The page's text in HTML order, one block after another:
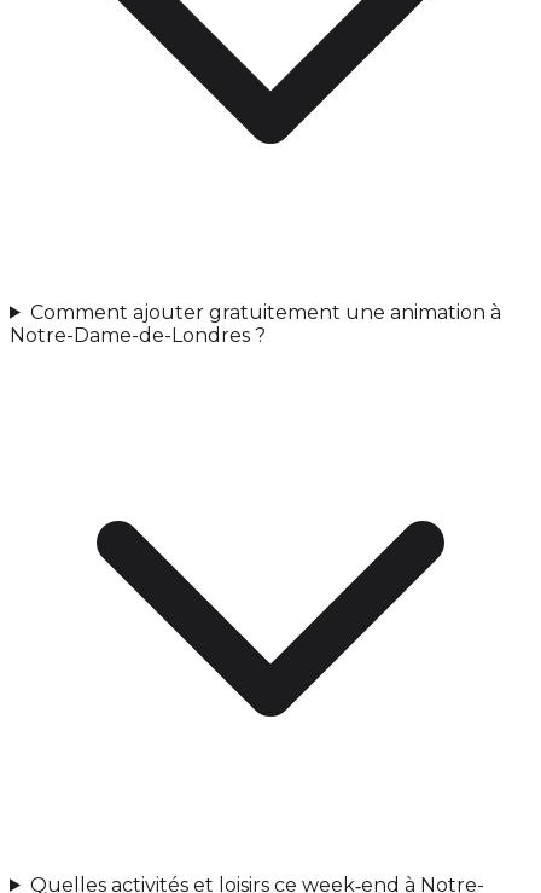
Comment ajouter gratuitement une animation à
Notre-Dame-de-Londres ?
Quelles activités et loisirs ce week‑end à Notre-